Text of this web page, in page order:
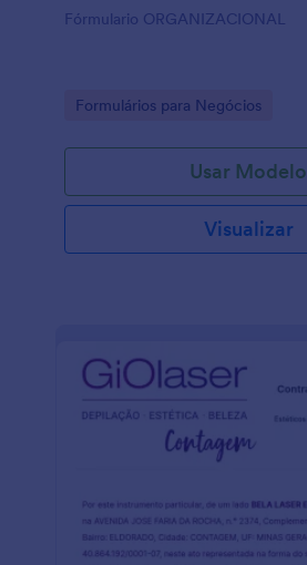
Fórmulario ORGANIZACIONAL
Go to Category:
Formulários para Negócios
Usar Modelo
Visualizar